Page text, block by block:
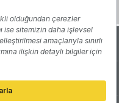
Yazarlar
Reklam